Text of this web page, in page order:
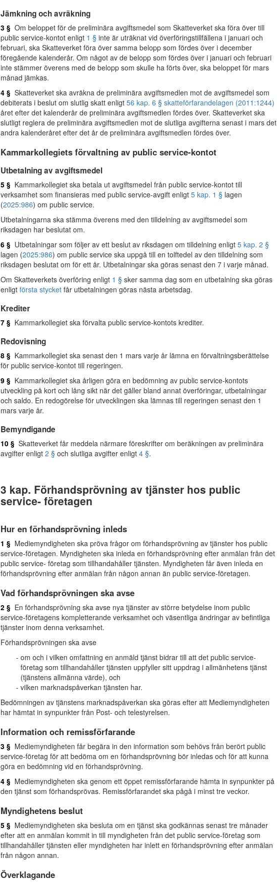
Jämkning och avräkning
3 § Om beloppet för de preliminära avgiftsmedel som Skatteverket ska föra över till
public service-kontot enligt 1 § inte är uträknat vid överföringstillfällena i januari och
februari, ska Skatteverket föra över samma belopp som fördes över i december
föregående kalenderår. Om något av de belopp som fördes över i januari och februari
inte stämmer överens med de belopp som skulle ha förts över, ska beloppet för mars
månad jämkas.
4 § Skatteverket ska avräkna de preliminära avgiftsmedlen mot de avgiftsmedel som
debiterats i beslut om slutlig skatt enligt 56 kap. 6 § skatteförfarandelagen (2011:1244)
året efter det kalenderår de preliminära avgiftsmedlen fördes över. Skatteverket ska
slutligt reglera de preliminära avgiftsmedlen mot de slutliga avgifterna senast i mars det
andra kalenderåret efter det år de preliminära avgiftsmedlen fördes över.
Kammarkollegiets förvaltning av public service-kontot
Utbetalning av avgiftsmedel
5 § Kammarkollegiet ska betala ut avgiftsmedel från public service-kontot till
verksamhet som finansieras med public service-avgift enligt 5 kap. 1 § lagen
(2025:986) om public service.
Utbetalningarna ska stämma överens med den tilldelning av avgiftsmedel som
riksdagen har beslutat om.
6 § Utbetalningar som följer av ett beslut av riksdagen om tilldelning enligt 5 kap. 2 §
lagen (2025:986) om public service ska uppgå till en tolftedel av den tilldelning som
riksdagen beslutat om för ett år. Utbetalningar ska göras senast den 7 i varje månad.
Om Skatteverkets överföring enligt 1 § sker samma dag som en utbetalning ska göras
enligt första stycket får utbetalningen göras nästa arbetsdag.
Krediter
7 § Kammarkollegiet ska förvalta public service-kontots krediter.
Redovisning
8 § Kammarkollegiet ska senast den 1 mars varje år lämna en förvaltningsberättelse
för public service-kontot till regeringen.
9 § Kammarkollegiet ska årligen göra en bedömning av public service-kontots
utveckling på kort och lång sikt när det gäller bland annat överföringar, utbetalningar
och saldo. En redogörelse för utvecklingen ska lämnas till regeringen senast den 1
mars varje år.
Bemyndigande
10 § Skatteverket får meddela närmare föreskrifter om beräkningen av preliminära
avgifter enligt 2 § och slutliga avgifter enligt 4 §.
3 kap. Förhandsprövning av tjänster hos public
service- företagen
Hur en förhandsprövning inleds
1 § Mediemyndigheten ska pröva frågor om förhandsprövning av tjänster hos public
service-företagen. Myndigheten ska inleda en förhandsprövning efter anmälan från det
public service- företag som tillhandahåller tjänsten. Myndigheten får även inleda en
förhandsprövning efter anmälan från någon annan än public service-företagen.
Vad förhandsprövningen ska avse
2 § En förhandsprövning ska avse nya tjänster av större betydelse inom public
service-företagens kompletterande verksamhet och väsentliga ändringar av befintliga
tjänster inom denna verksamhet.
Förhandsprövningen ska avse
om och i vilken omfattning en anmäld tjänst bidrar till att det public service-
företag som tillhandahåller tjänsten uppfyller sitt uppdrag i allmänhetens tjänst
(tjänstens allmänna värde), och
vilken marknadspåverkan tjänsten har.
Bedömningen av tjänstens marknadspåverkan ska göras efter att Mediemyndigheten
har hämtat in synpunkter från Post- och telestyrelsen.
Information och remissförfarande
3 § Mediemyndigheten får begära in den information som behövs från berört public
service-företag för att bedöma om en förhandsprövning bör inledas och för att kunna
göra en bedömning vid en förhandsprövning.
4 § Mediemyndigheten ska genom ett öppet remissförfarande hämta in synpunkter på
den tjänst som förhandsprövas. Remissförfarandet ska pågå i minst tre veckor.
Myndighetens beslut
5 § Mediemyndigheten ska besluta om en tjänst ska godkännas senast tre månader
efter att en anmälan kommit in till myndigheten från det public service-företag som
tillhandahåller tjänsten eller myndigheten har inlett en förhandsprövning efter anmälan
från någon annan.
Överklagande